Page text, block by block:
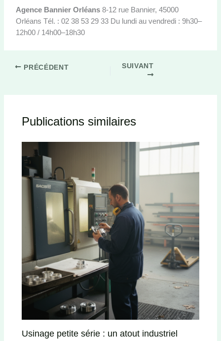
Agence Bannier Orléans8-12 rue Bannier, 45000
Orléans Tél. : 02 38 53 29 33 Du lundi au vendredi : 9h30–
12h00 / 14h00–18h30
PRÉCÉDENT SUIVANT
Publications similaires
Usinage petite série : un atout industriel